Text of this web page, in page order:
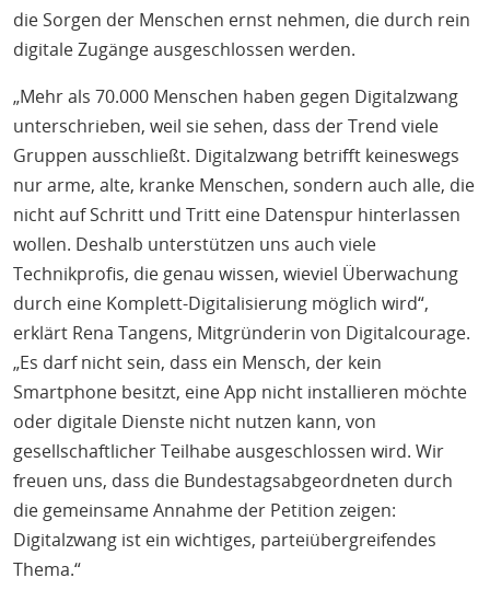
die Sorgen der Menschen ernst nehmen, die durch rein
digitale Zugänge ausgeschlossen werden.
„Mehr als 70.000 Menschen haben gegen Digitalzwang
unterschrieben, weil sie sehen, dass der Trend viele
Gruppen ausschließt. Digitalzwang betrifft keineswegs
nur arme, alte, kranke Menschen, sondern auch alle, die
nicht auf Schritt und Tritt eine Datenspur hinterlassen
wollen. Deshalb unterstützen uns auch viele
Technikprofis, die genau wissen, wieviel Überwachung
durch eine Komplett-Digitalisierung möglich wird“,
erklärt Rena Tangens, Mitgründerin von Digitalcourage.
„Es darf nicht sein, dass ein Mensch, der kein
Smartphone besitzt, eine App nicht installieren möchte
oder digitale Dienste nicht nutzen kann, von
gesellschaftlicher Teilhabe ausgeschlossen wird. Wir
freuen uns, dass die Bundestagsabgeordneten durch
die gemeinsame Annahme der Petition zeigen:
Digitalzwang ist ein wichtiges, parteiübergreifendes
Thema.“